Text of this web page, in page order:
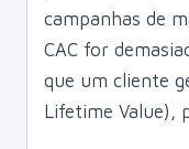
campanhas de
CAC for
que um cliente
Lifetime Value),